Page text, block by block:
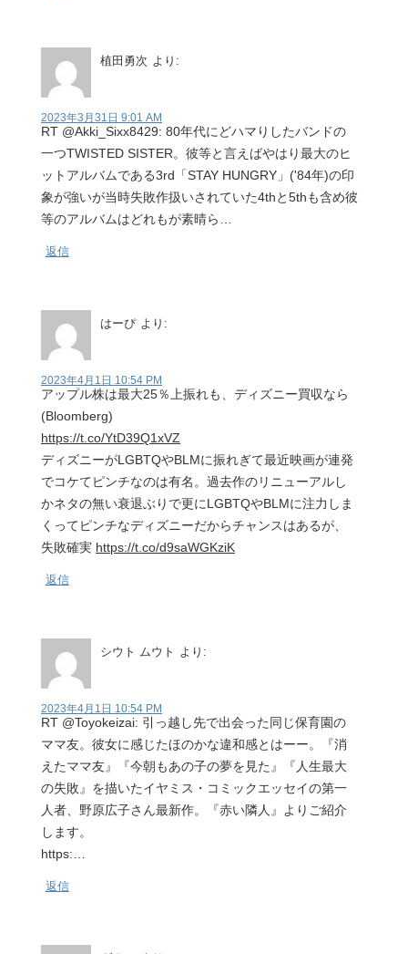
植田勇次 より:
2023年3月31日 9:01 AM
RT @Akki_Sixx8429: 80年代にどハマりしたバンドの
一つTWISTED SISTER。彼等と言えばやはり最大のヒ
ットアルバムである3rd「STAY HUNGRY」('84年)の印
象が強いが当時失敗作扱いされていた4thと5thも含め彼
等のアルバムはどれもが素晴ら…
返信
はーぴ より:
2023年4月1日 10:54 PM
アップル株は最大25％上振れも、ディズニー買収なら
(Bloomberg)
https://t.co/YtD39Q1xVZ
ディズニーがLGBTQやBLMに振れぎて最近映画が連発
でコケてピンチなのは有名。過去作のリニューアルし
かネタの無い衰退ぶりで更にLGBTQやBLMに注力しま
くってピンチなディズニーだからチャンスはあるが、
失敗確実 https://t.co/d9saWGKziK
返信
シウト ムウト より:
2023年4月1日 10:54 PM
RT @Toyokeizai: 引っ越し先で出会った同じ保育園の
ママ友。彼女に感じたほのかな違和感とはーー。『消
えたママ友』『今朝もあの子の夢を見た』『人生最大
の失敗』を描いたイヤミス・コミックエッセイの第一
人者、野原広子さん最新作。『赤い隣人』よりご紹介
します。
https:…
返信